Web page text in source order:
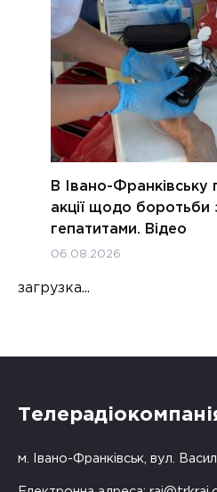
В Івано-Франківську
акції щодо боротьби
гепатитами. Відео
06.08.2026
загрузка...
м. Івано-Франківськ, вул.